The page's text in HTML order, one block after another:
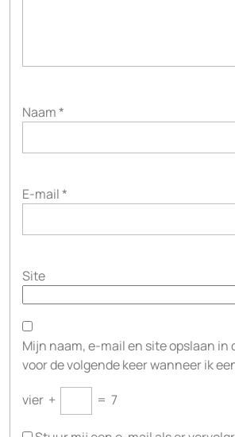
Naam*
E-mail*
Site
Mijn naam, e-mail en site opslaan in
voor de volgende keer wanneer ik
vier + = 7